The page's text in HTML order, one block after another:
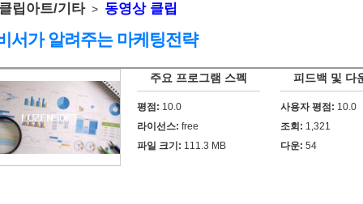
립아트/기타> 동영상 클립
서가 알려주는 마케팅전략
주요 프로그램 스펙
평점: 10.0
라이선스: free
파일 크기: 111.3 MB
피드백 및 다
사용자 평점: 10.0
조회: 1,321
다운: 54